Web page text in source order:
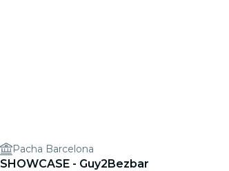
Pacha Barcelona
SHOWCASE - Guy2Bezbar